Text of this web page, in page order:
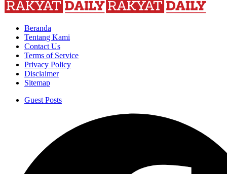
Beranda
Tentang Kami
Contact Us
Terms of Service
Privacy Policy
Disclaimer
Sitemap
Guest Posts